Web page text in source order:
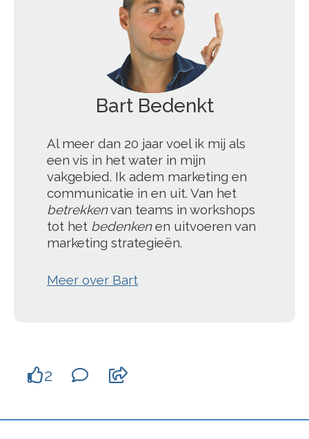
';
Al meer dan 20 jaar voel ik mij als
een vis in het water in mijn
vakgebied. Ik adem marketing en
communicatie in en uit. Van het
betrekkenvan teams in workshops
tot het bedenkenen uitvoeren van
marketing strategieën.
Meer over Bart
2